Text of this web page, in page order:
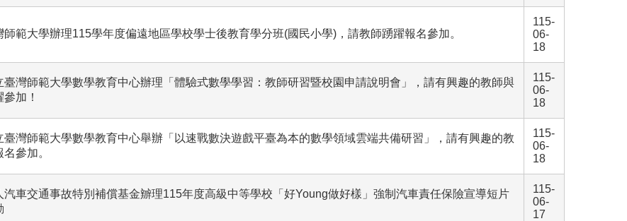
師範大學辦理115學年度偏遠地區學校學士後教育學分班(國民小學)，請教師踴躍報名參加。
115-
06-
18
臺灣師範大學數學教育中心辦理「體驗式數學學習：教師研習暨校園申請說明會」，請有興趣的教師與
加！
115-
06-
18
臺灣師範大學數學教育中心舉辦「以速戰數決遊戲平臺為本的數學領域雲端共備研習」，請有興趣的教
參加。
115-
06-
18
汽車交通事故特別補償基金辧理115年度高級中等學校「好Young做好樣」強制汽車責任保險宣導短片
115-
06-
17